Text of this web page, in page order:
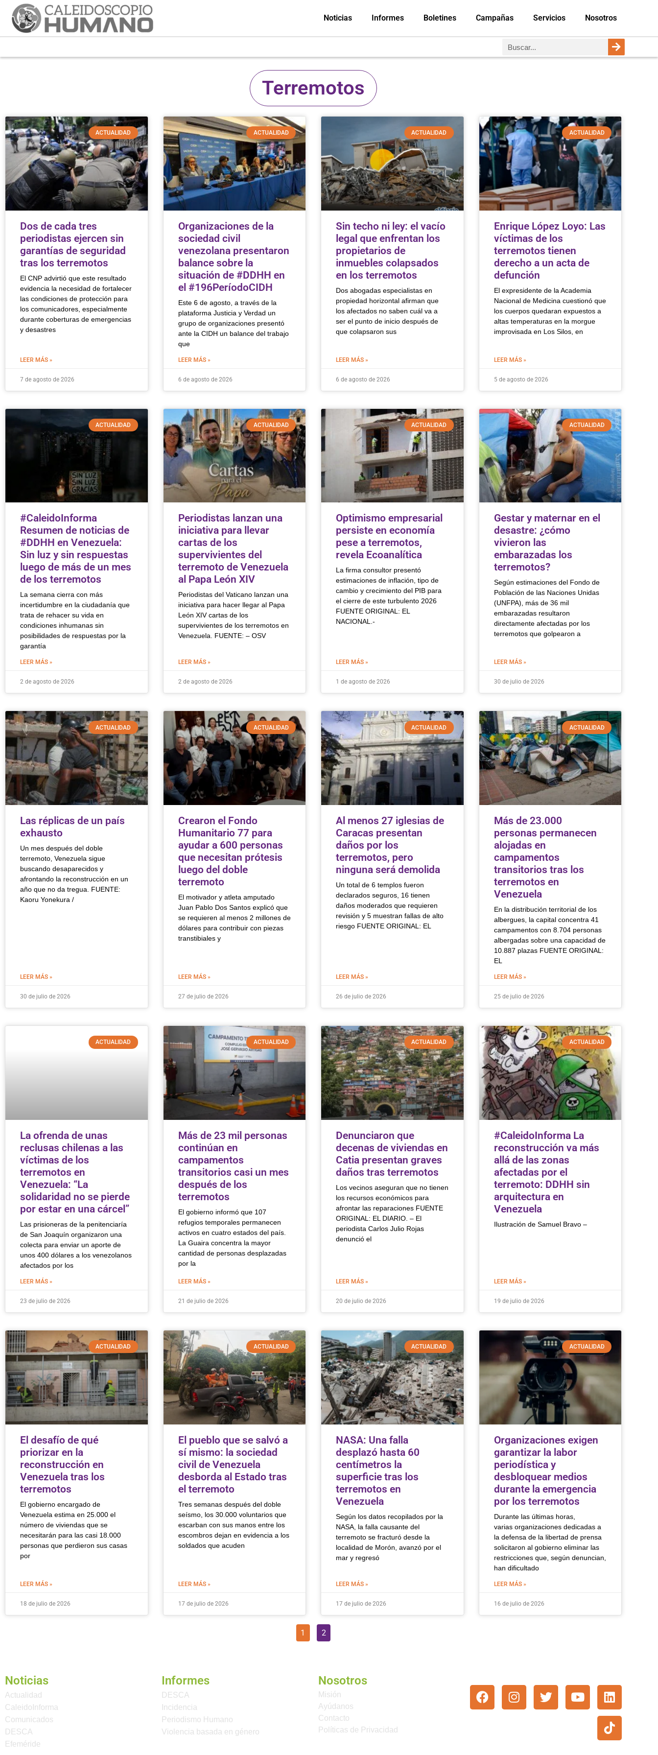
Noticias Informes Boletines Campañas Servicios Nosotros
Terremotos
ACTUALIDAD
Dos de cada tres
periodistas ejercen sin
garantías de seguridad
tras los terremotos
El CNP advirtió que este resultado
evidencia la necesidad de fortalecer
las condiciones de protección para
los comunicadores, especialmente
durante coberturas de emergencias
y desastres
LEER MÁS »
7 de agosto de 2026
ACTUALIDAD
Organizaciones de la
sociedad civil
venezolana presentaron
balance sobre la
situación de #DDHH en
el #196PeríodoCIDH
Este 6 de agosto, a través de la
plataforma Justicia y Verdad un
grupo de organizaciones presentó
ante la CIDH un balance del trabajo
que
LEER MÁS »
6 de agosto de 2026
ACTUALIDAD
Sin techo ni ley: el vacío
legal que enfrentan los
propietarios de
inmuebles colapsados
en los terremotos
Dos abogadas especialistas en
propiedad horizontal afirman que
los afectados no saben cuál va a
ser el punto de inicio después de
que colapsaron sus
LEER MÁS »
6 de agosto de 2026
ACTUALIDAD
Enrique López Loyo: Las
víctimas de los
terremotos tienen
derecho a un acta de
defunción
El expresidente de la Academia
Nacional de Medicina cuestionó que
los cuerpos quedaran expuestos a
altas temperaturas en la morgue
improvisada en Los Silos, en
LEER MÁS »
5 de agosto de 2026
ACTUALIDAD
#CaleidoInforma
Resumen de noticias de
#DDHH en Venezuela:
Sin luz y sin respuestas
luego de más de un mes
de los terremotos
La semana cierra con más
incertidumbre en la ciudadanía que
trata de rehacer su vida en
condiciones inhumanas sin
posibilidades de respuestas por la
garantía
LEER MÁS »
2 de agosto de 2026
ACTUALIDAD
Periodistas lanzan una
iniciativa para llevar
cartas de los
supervivientes del
terremoto de Venezuela
al Papa León XIV
Periodistas del Vaticano lanzan una
iniciativa para hacer llegar al Papa
León XIV cartas de los
supervivientes de los terremotos en
Venezuela. FUENTE: – OSV
LEER MÁS »
2 de agosto de 2026
ACTUALIDAD
Optimismo empresarial
persiste en economía
pese a terremotos,
revela Ecoanalítica
La firma consultor presentó
estimaciones de inflación, tipo de
cambio y crecimiento del PIB para
el cierre de este turbulento 2026
FUENTE ORIGINAL: EL
NACIONAL.-
LEER MÁS »
1 de agosto de 2026
ACTUALIDAD
Gestar y maternar en el
desastre: ¿cómo
vivieron las
embarazadas los
terremotos?
Según estimaciones del Fondo de
Población de las Naciones Unidas
(UNFPA), más de 36 mil
embarazadas resultaron
directamente afectadas por los
terremotos que golpearon a
LEER MÁS »
30 de julio de 2026
ACTUALIDAD
Las réplicas de un país
exhausto
Un mes después del doble
terremoto, Venezuela sigue
buscando desaparecidos y
afrontando la reconstrucción en un
año que no da tregua. FUENTE:
Kaoru Yonekura /
LEER MÁS »
30 de julio de 2026
ACTUALIDAD
Crearon el Fondo
Humanitario 77 para
ayudar a 600 personas
que necesitan prótesis
luego del doble
terremoto
El motivador y atleta amputado
Juan Pablo Dos Santos explicó que
se requieren al menos 2 millones de
dólares para contribuir con piezas
transtibiales y
LEER MÁS »
27 de julio de 2026
ACTUALIDAD
Al menos 27 iglesias de
Caracas presentan
daños por los
terremotos, pero
ninguna será demolida
Un total de 6 templos fueron
declarados seguros, 16 tienen
daños moderados que requieren
revisión y 5 muestran fallas de alto
riesgo FUENTE ORIGINAL: EL
LEER MÁS »
26 de julio de 2026
ACTUALIDAD
Más de 23.000
personas permanecen
alojadas en
campamentos
transitorios tras los
terremotos en
Venezuela
En la distribución territorial de los
albergues, la capital concentra 41
campamentos con 8.704 personas
albergadas sobre una capacidad de
10.887 plazas FUENTE ORIGINAL:
EL
LEER MÁS »
25 de julio de 2026
ACTUALIDAD
La ofrenda de unas
reclusas chilenas a las
víctimas de los
terremotos en
Venezuela: “La
solidaridad no se pierde
por estar en una cárcel”
Las prisioneras de la penitenciaría
de San Joaquín organizaron una
colecta para enviar un aporte de
unos 400 dólares a los venezolanos
afectados por los
LEER MÁS »
23 de julio de 2026
ACTUALIDAD
Más de 23 mil personas
continúan en
campamentos
transitorios casi un mes
después de los
terremotos
El gobierno informó que 107
refugios temporales permanecen
activos en cuatro estados del país.
La Guaira concentra la mayor
cantidad de personas desplazadas
por la
LEER MÁS »
21 de julio de 2026
ACTUALIDAD
Denunciaron que
decenas de viviendas en
Catia presentan graves
daños tras terremotos
Los vecinos aseguran que no tienen
los recursos económicos para
afrontar las reparaciones FUENTE
ORIGINAL: EL DIARIO. – El
periodista Carlos Julio Rojas
denunció el
LEER MÁS »
20 de julio de 2026
ACTUALIDAD
#CaleidoInforma La
reconstrucción va más
allá de las zonas
afectadas por el
terremoto: DDHH sin
arquitectura en
Venezuela
Ilustración de Samuel Bravo –
LEER MÁS »
19 de julio de 2026
ACTUALIDAD
El desafío de qué
priorizar en la
reconstrucción en
Venezuela tras los
terremotos
El gobierno encargado de
Venezuela estima en 25.000 el
número de viviendas que se
necesitarán para las casi 18.000
personas que perdieron sus casas
por
LEER MÁS »
18 de julio de 2026
ACTUALIDAD
El pueblo que se salvó a
sí mismo: la sociedad
civil de Venezuela
desborda al Estado tras
el terremoto
Tres semanas después del doble
seísmo, los 30.000 voluntarios que
escarban con sus manos entre los
escombros dejan en evidencia a los
soldados que acuden
LEER MÁS »
17 de julio de 2026
ACTUALIDAD
NASA: Una falla
desplazó hasta 60
centímetros la
superficie tras los
terremotos en
Venezuela
Según los datos recopilados por la
NASA, la falla causante del
terremoto se fracturó desde la
localidad de Morón, avanzó por el
mar y regresó
LEER MÁS »
17 de julio de 2026
ACTUALIDAD
Organizaciones exigen
garantizar la labor
periodística y
desbloquear medios
durante la emergencia
por los terremotos
Durante las últimas horas,
varias organizaciones dedicadas a
la defensa de la libertad de prensa
solicitaron al gobierno eliminar las
restricciones que, según denuncian,
han dificultado
LEER MÁS »
16 de julio de 2026
1 2
Noticias
Actualidad
CaleidoInforma
Comunicados
DESCA
Efeméride
Informes
DESCA
Incidencia
Periodismo Humano
Violencia basada en género
Nosotros
Misión
Ayúdanos
Contacto
Políticas de Privacidad